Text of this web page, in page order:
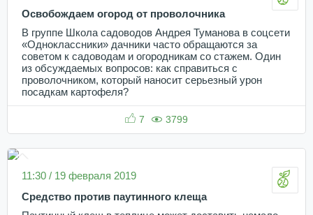
Освобождаем огород от проволочника
В группе Школа садоводов Андрея Туманова в соцсети
«Одноклассники» дачники часто обращаются за
советом к садоводам и огородникам со стажем. Один
из обсуждаемых вопросов: как справиться с
проволочником, который наносит серьезный урон
посадкам картофеля?
7 3799
11:30 / 19 февраля 2019
Средство против паутинного клеща